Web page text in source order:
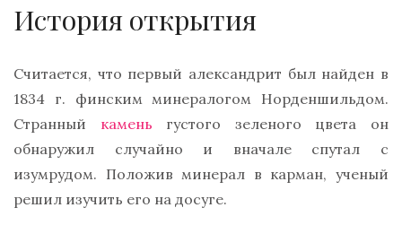
История открытия
Считается, что первый александрит был найден в
1834 г. финским минералогом Норденшильдом.
Странный камень густого зеленого цвета он
обнаружил случайно и вначале спутал с
изумрудом. Положив минерал в карман, ученый
решил изучить его на досуге.